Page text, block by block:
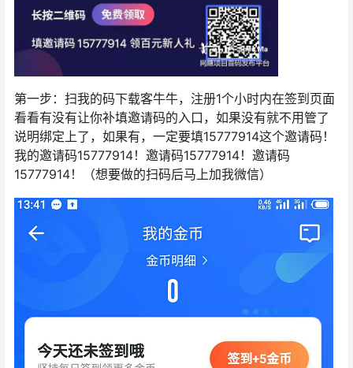
第一步：扫我的码下载客牛牛，注册1个小时内在签到页面
看看有没有让你补填邀请码的入口，如果没有就不用管了
说明绑定上了，如果有，一定要填15777914这个邀请码！
我的邀请码15777914！邀请码15777914！邀请码
15777914！（想要做的扫码后马上加我微信）